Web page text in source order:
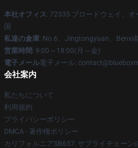
本社オフィス: 72335 ブロードウェイ、
国
私達の倉庫: No.6、Jingtongyuan、Benxi
営業時間: 9:00～18:00(月～金)
電子メール電子メール:
会社案内
私たちについて
利用規約
プライバシーポリシー
DMCA - 著作権ポリシー
カリフォルニアSB657: サプライチェーン